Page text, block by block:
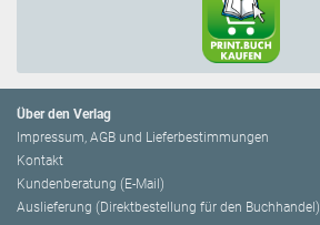
Über den Verlag
Impressum, AGB und Lieferbestimmungen
Kontakt
Kundenberatung (E-Mail)
Auslieferung (Direktbestellung für den Buchhandel)